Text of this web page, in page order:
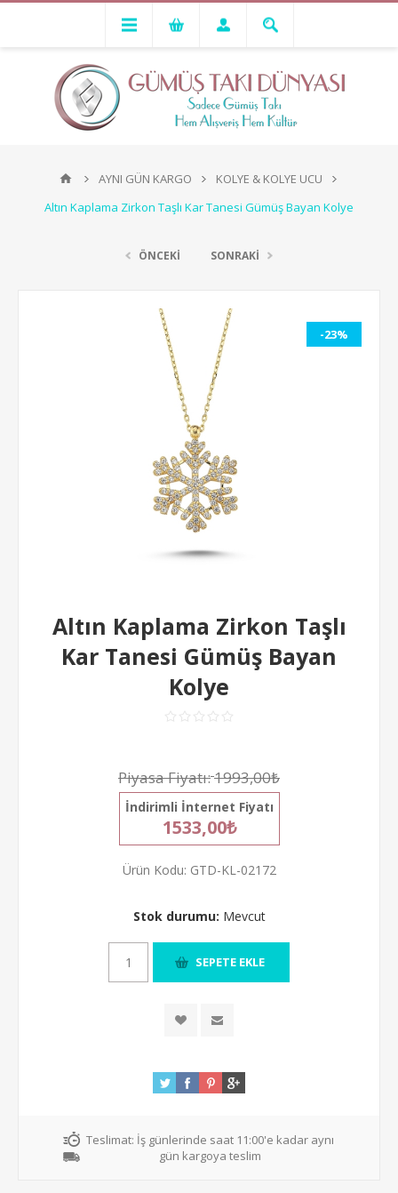
AYNI GÜN KARGO
KOLYE & KOLYE UCU
Altın Kaplama Zirkon Taşlı Kar Tanesi Gümüş Bayan Kolye
ÖNCEKİ SONRAKİ
-23%
Altın Kaplama Zirkon Taşlı
Kar Tanesi Gümüş Bayan
Kolye
Piyasa Fiyatı:1993,00₺
İndirimli İnternet Fiyatı
1533,00₺
Ürün Kodu: GTD-KL-02172
Stok durumu: Mevcut
Teslimat: İş günlerinde saat 11:00'e kadar aynı
gün kargoya teslim